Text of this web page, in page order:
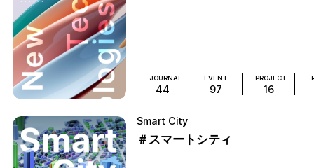
JOURNAL
44
EVENT
97
PROJECT
16
Smart City
＃スマートシティ